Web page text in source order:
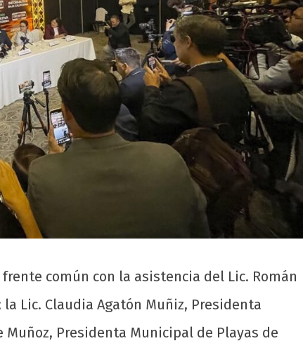
común con la asistencia del Lic. Román
Lic. Claudia Agatón Muñiz, Presidenta
Muñoz, Presidenta Municipal de Playas de